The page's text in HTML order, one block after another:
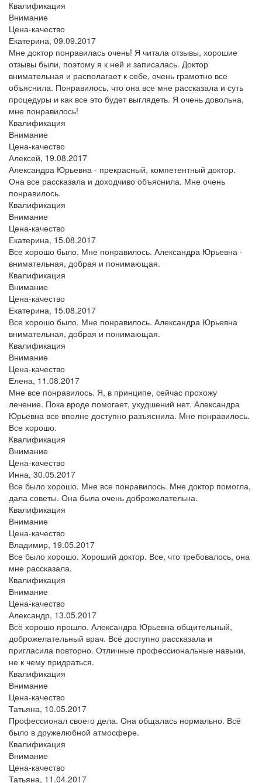
Квалификация
Внимание
Цена-качество
Екатерина, 09.09.2017
Мне доктор понравилась очень! Я читала отзывы, хорошие
отзывы были, поэтому я к ней и записалась. Доктор
внимательная и располагает к себе, очень грамотно все
объяснила. Понравилось, что она все мне рассказала и суть
процедуры и как все это будет выглядеть. Я очень довольна,
мне понравилось!
Квалификация
Внимание
Цена-качество
Алексей, 19.08.2017
Александра Юрьевна - прекрасный, компетентный доктор.
Она все рассказала и доходчиво объяснила. Мне очень
понравилось.
Квалификация
Внимание
Цена-качество
Екатерина, 15.08.2017
Все хорошо было. Мне понравилось. Александра Юрьевна -
внимательная, добрая и понимающая.
Квалификация
Внимание
Цена-качество
Екатерина, 15.08.2017
Все хорошо было. Мне понравилось. Александра Юрьевна
внимательная, добрая и понимающая.
Квалификация
Внимание
Цена-качество
Елена, 11.08.2017
Мне все понравилось. Я, в принципе, сейчас прохожу
лечение. Пока вроде помогает, ухудшений нет. Александра
Юрьевна все вполне доступно разъяснила. Мне понравилось.
Все хорошо.
Квалификация
Внимание
Цена-качество
Инна, 30.05.2017
Все было хорошо. Мне все понравилось. Мне доктор помогла,
дала советы. Она была очень доброжелательна.
Квалификация
Внимание
Цена-качество
Владимир, 19.05.2017
Все было хорошо. Хороший доктор. Все, что требовалось, она
мне рассказала.
Квалификация
Внимание
Цена-качество
Александр, 13.05.2017
Всё хорошо прошло. Александра Юрьевна общительный,
доброжелательный врач. Всё доступно рассказала и
пригласила повторно. Отличные профессиональные навыки,
не к чему придраться.
Квалификация
Внимание
Цена-качество
Татьяна, 10.05.2017
Профессионал своего дела. Она общалась нормально. Всё
было в дружелюбной атмосфере.
Квалификация
Внимание
Цена-качество
Татьяна, 11.04.2017